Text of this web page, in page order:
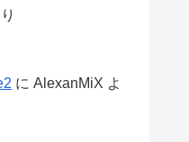
に AlexanMiX よ